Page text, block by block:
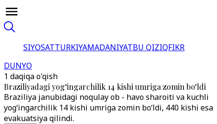
SIYOSATTURKIYAMADANIYATBU QIZIQFIKR
DUNYO
1 daqiqa o'qish
Braziliyadagi yog‘ingarchilik 14 kishi umriga zomin bo‘ldi
Braziliya janubidagi noqulay ob - havo sharoiti va kuchli
yog‘ingarchilik 14 kishi umriga zomin bo‘ldi, 440 kishi esa
evakuatsiya qilindi.